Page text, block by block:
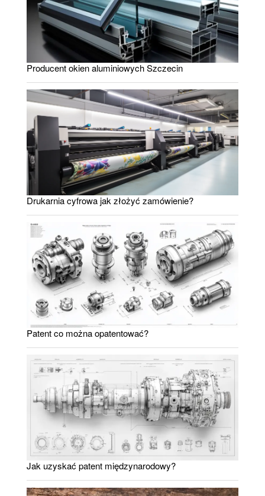
Producent okien aluminiowych Szczecin
Drukarnia cyfrowa jak złożyć zamówienie?
Patent co można opatentować?
Jak uzyskać patent międzynarodowy?